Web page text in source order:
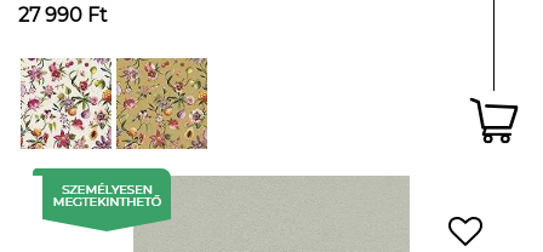
27 990 Ft